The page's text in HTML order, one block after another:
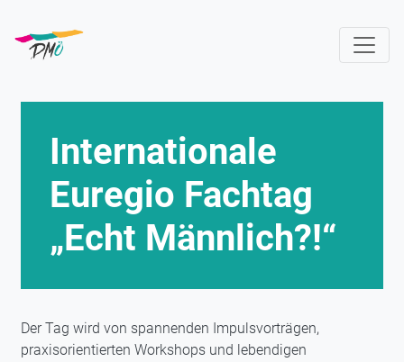
main
Internationale
Euregio Fachtag
„Echt Männlich?!“
Der Tag wird von spannenden Impulsvorträgen,
praxisorientierten Workshops und lebendigen